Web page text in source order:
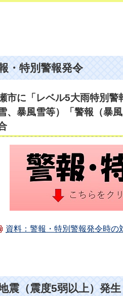
・特別警報発令
市に「レベル5大雨特別警
、暴風雪等）「警報（暴
資料：警報・特別警報発令時の
震（震度5弱以上）発生